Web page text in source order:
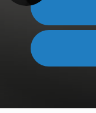
Voir le certificat